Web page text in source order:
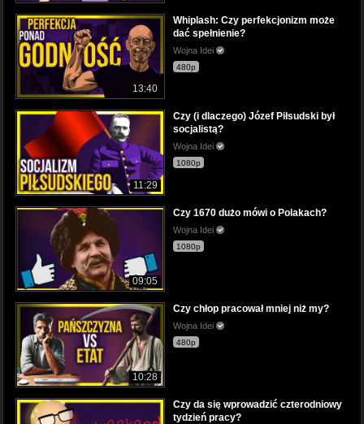
13:40
Whiplash: Czy perfekcjonizm może
dać spełnienie?
Wojna Idei
480p
11:29
Czy (i dlaczego) Józef Piłsudski był
socjalistą?
Wojna Idei
1080p
09:05
Czy 1670 dużo mówi o Polakach?
Wojna Idei
1080p
10:28
Czy chłop pracował mniej niż my?
Wojna Idei
480p
Czy da się wprowadzić czterodniowy
tydzień pracy?